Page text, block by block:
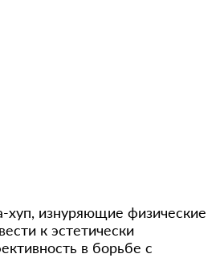
хуп, изнуряющие физические
к эстетически
в борьбе с